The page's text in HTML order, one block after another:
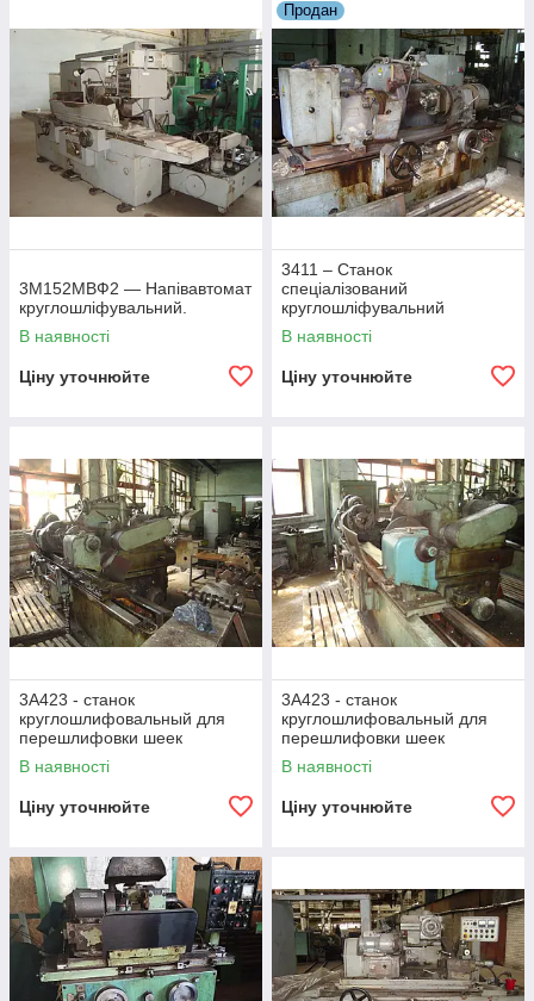
3М152МВФ2 — Напівавтомат
круглошліфувальний.
В наявності
Ціну уточнюйте
Продан
3411 – Станок
спеціалізований
круглошліфувальний
В наявності
Ціну уточнюйте
3А423 - станок
круглошлифовальный для
перешлифовки шеек
коленвалов.
В наявності
Ціну уточнюйте
3А423 - станок
круглошлифовальный для
перешлифовки шеек
коленвалов.
В наявності
Ціну уточнюйте